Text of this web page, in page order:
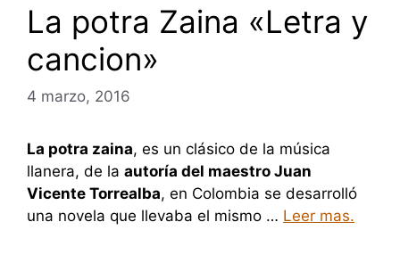
La potra Zaina «Letra y
cancion»
4 marzo, 2016
La potra zaina, es un clásico de la música
llanera, de la autoría del maestro Juan
Vicente Torrealba, en Colombia se desarrolló
una novela que llevaba el mismo … Leer mas.